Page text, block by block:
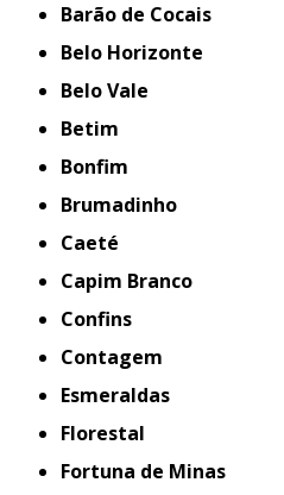
Barão de Cocais
Belo Horizonte
Belo Vale
Betim
Bonfim
Brumadinho
Caeté
Capim Branco
Confins
Contagem
Esmeraldas
Florestal
Fortuna de Minas